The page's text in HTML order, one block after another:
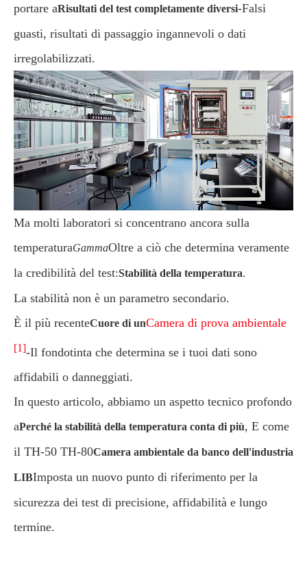
portare aRisultati del test completamente diversi-Falsi
guasti, risultati di passaggio ingannevoli o dati
irregolabilizzati.
Ma molti laboratori si concentrano ancora sulla
temperaturaGammaOltre a ciò che determina veramente
la credibilità del test:Stabilità della temperatura.
La stabilità non è un parametro secondario.
È il più recenteCuore di unCamera di prova ambientale
[1]-Il fondotinta che determina se i tuoi dati sono
affidabili o danneggiati.
In questo articolo, abbiamo un aspetto tecnico profondo
aPerché la stabilità della temperatura conta di più, E come
il TH-50 TH-80Camera ambientale da banco dell'industria
LIBImposta un nuovo punto di riferimento per la
sicurezza dei test di precisione, affidabilità e lungo
termine.